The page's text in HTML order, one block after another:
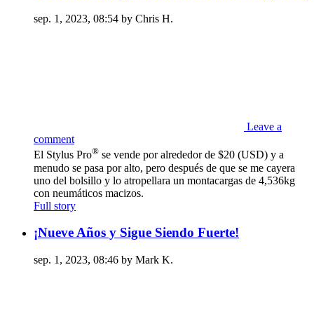
sep. 1, 2023, 08:54 by Chris H.
Leave a
comment
El Stylus Pro® se vende por alrededor de $20 (USD) y a
menudo se pasa por alto, pero después de que se me cayera
uno del bolsillo y lo atropellara un montacargas de 4,536kg
con neumáticos macizos.
Full story
¡Nueve Años y Sigue Siendo Fuerte!
sep. 1, 2023, 08:46 by Mark K.